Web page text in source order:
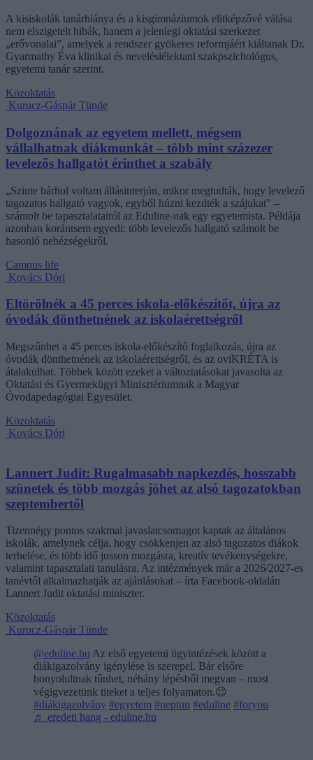
A kisiskolák tanárhiánya és a kisgimnáziumok elitképzővé válása
nem elszigetelt hibák, hanem a jelenlegi oktatási szerkezet
„erővonalai”, amelyek a rendszer gyökeres reformjáért kiáltanak Dr.
Gyarmathy Éva klinikai és neveléslélektani szakpszichológus,
egyetemi tanár szerint.
Közoktatás
Kurucz-Gáspár Tünde
Dolgoznának az egyetem mellett, mégsem
vállalhatnak diákmunkát – több mint százezer
levelezős hallgatót érinthet a szabály
„Szinte bárhol voltam állásinterjún, mikor megtudták, hogy levelező
tagozatos hallgató vagyok, egyből húzni kezdték a szájukat” –
számolt be tapasztalatairól az Eduline-nak egy egyetemista. Példája
azonban korántsem egyedi: több levelezős hallgató számolt be
hasonló nehézségekről.
Campus life
Kovács Dóri
Eltörölnék a 45 perces iskola-előkészítőt, újra az
óvodák dönthetnének az iskolaérettségről
Megszűnhet a 45 perces iskola-előkészítő foglalkozás, újra az
óvodák dönthetnének az iskolaérettségről, és az oviKRÉTA is
átalakulhat. Többek között ezeket a változtatásokat javasolta az
Oktatási és Gyermekügyi Minisztériumnak a Magyar
Óvodapedagógiai Egyesület.
Közoktatás
Kovács Dóri
Lannert Judit: Rugalmasabb napkezdés, hosszabb
szünetek és több mozgás jöhet az alsó tagozatokban
szeptembertől
Tizennégy pontos szakmai javaslatcsomagot kaptak az általános
iskolák, amelynek célja, hogy csökkenjen az alsó tagozatos diákok
terhelése, és több idő jusson mozgásra, kreatív tevékenységekre,
valamint tapasztalati tanulásra. Az intézmények már a 2026/2027-es
tanévtől alkalmazhatják az ajánlásokat – írta Facebook-oldalán
Lannert Judit oktatási miniszter.
Közoktatás
Kurucz-Gáspár Tünde
@eduline.hu Az első egyetemi ügyintézések között a
diákigazolvány igénylése is szerepel. Bár elsőre
bonyolultnak tűnhet, néhány lépésből megvan – most
végigvezetünk titeket a teljes folyamaton.😉
#diákigazolvány #egyetem #neptun #eduline #foryou
♬ eredeti hang - eduline.hu